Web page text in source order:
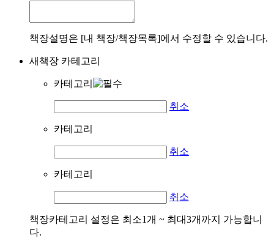
책장설명은 [내 책장/책장목록]에서 수정할 수 있습니다.
새책장 카테고리
카테고리
취소
카테고리
취소
카테고리
취소
책장카테고리 설정은 최소1개 ~ 최대3개까지 가능합니
다.